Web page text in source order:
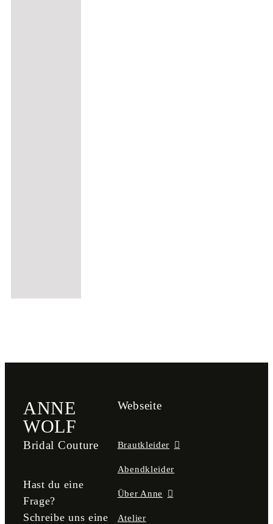
ANNE
WOLF
Bridal Couture
Hast du eine
Frage?
Schreibe uns eine
Webseite
Brautkleider
Abendkleider
Über Anne
Atelier